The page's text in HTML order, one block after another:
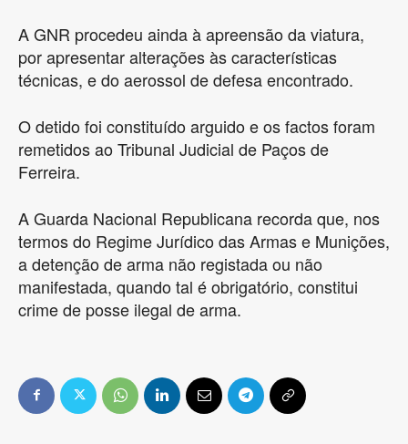
A GNR procedeu ainda à apreensão da viatura,
por apresentar alterações às características
técnicas, e do aerossol de defesa encontrado.
O detido foi constituído arguido e os factos foram
remetidos ao Tribunal Judicial de Paços de
Ferreira.
A Guarda Nacional Republicana recorda que, nos
termos do Regime Jurídico das Armas e Munições,
a detenção de arma não registada ou não
manifestada, quando tal é obrigatório, constitui
crime de posse ilegal de arma.